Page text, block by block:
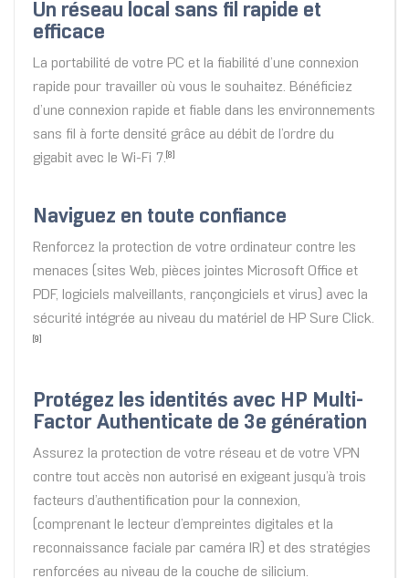
Un réseau local sans fil rapide et
efficace
La portabilité de votre PC et la fiabilité d’une connexion
rapide pour travailler où vous le souhaitez. Bénéficiez
d’une connexion rapide et fiable dans les environnements
sans fil à forte densité grâce au débit de l’ordre du
gigabit avec le Wi-Fi 7. [8]
Naviguez en toute confiance
Renforcez la protection de votre ordinateur contre les
menaces (sites Web, pièces jointes Microsoft Office et
PDF, logiciels malveillants, rançongiciels et virus) avec la
sécurité intégrée au niveau du matériel de HP Sure Click.
[9]
Protégez les identités avec HP Multi-
Factor Authenticate de 3e génération
Assurez la protection de votre réseau et de votre VPN
contre tout accès non autorisé en exigeant jusqu’à trois
facteurs d’authentification pour la connexion,
(comprenant le lecteur d’empreintes digitales et la
reconnaissance faciale par caméra IR) et des stratégies
renforcées au niveau de la couche de silicium.